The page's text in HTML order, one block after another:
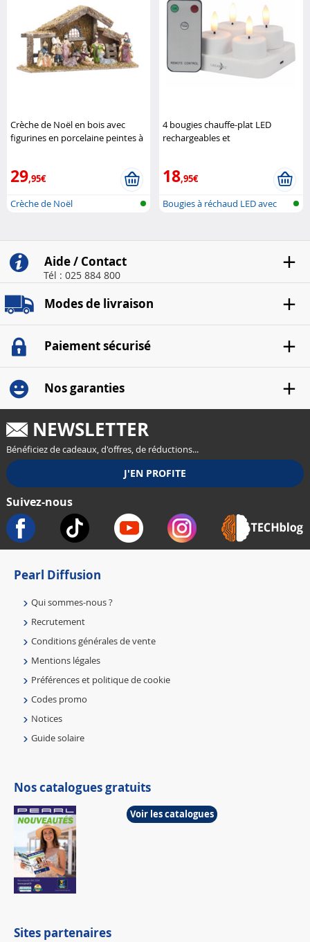
Crèche de Noël en bois avec
figurines en porcelaine peintes à
29,95€
Crèche de Noël
4 bougies chauffe-plat LED
rechargeables et
18,95€
Bougies à réchaud LED avec
Aide / Contact
Tél : 025 884 800
Modes de livraison
Paiement sécurisé
Nos garanties
NEWSLETTER
Bénéficiez de cadeaux, d'offres, de réductions...
Suivez-nous
Pearl Diffusion
Qui sommes-nous ?
Recrutement
Conditions générales de vente
Mentions légales
Préférences et politique de cookie
Codes promo
Notices
Guide solaire
Nos catalogues gratuits
Voir les catalogues
Sites partenaires